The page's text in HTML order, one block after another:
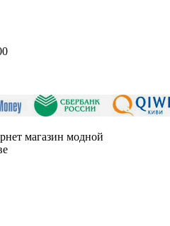
магазин модной